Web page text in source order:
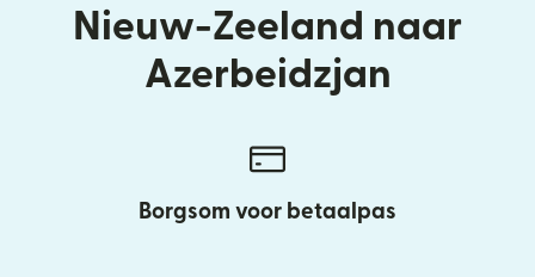
Nieuw-Zeeland naar
Azerbeidzjan
Borgsom voor betaalpas